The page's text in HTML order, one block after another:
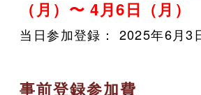
（月）〜 4月6日（月）
当日参加登録： 2025年6月3
事前登録参加費